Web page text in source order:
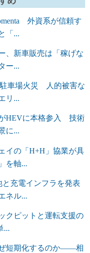
外資系が信頼す
「...
、新車販売は「稼げな
ー...
車場火災 人的被害な
リ...
HEVに本格参入 技術
に...
イの「H+H」協業が具
を軸...
充電インフラを発表
ネル...
クピットと運転支援の
...
短期化するのか――相